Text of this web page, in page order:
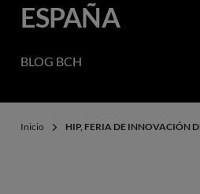
ESPAÑA
BLOG BCH
Inicio HIP, FERIA DE INNOVACIÓN